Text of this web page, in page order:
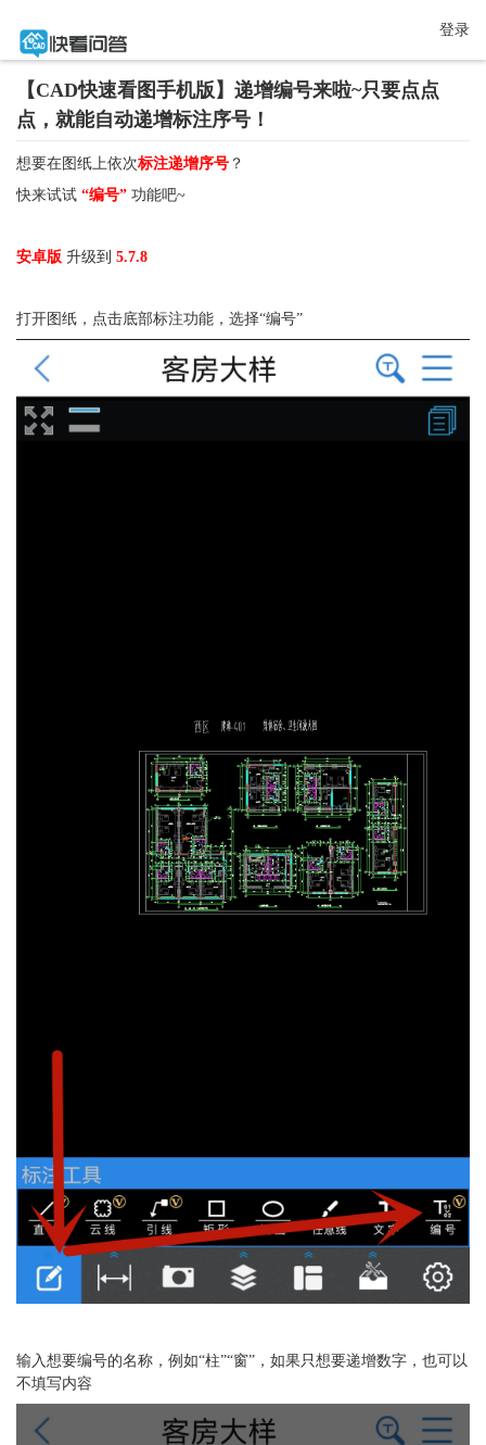
登录
【CAD快速看图手机版】递增编号来啦~只要点点
点，就能自动递增标注序号！
想要在图纸上依次标注递增序号 ？
快来试试 “编号” 功能吧~
安卓版 升级到 5.7.8
打开图纸，点击底部标注功能，选择“编号”
输入想要编号的名称，例如“柱”“窗”，如果只想要递增数字，也可以
不填写内容